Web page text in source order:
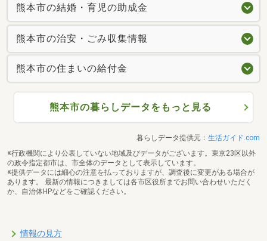
熊本市の結婚・育児の助成金
熊本市の治安・ごみ収集情報
熊本市の住まいの給付金
熊本市の暮らしデータをもっと見る
暮らしデータ提供元： 生活ガイド.com
※行政機関により公表していない地域及びデータがございます。東京23区以外
の政令指定都市は、市全体のデータとして表示しています。
※提供データには細心の注意を払っておりますが、調査後に変更がある場合が
あります。 最新の情報につきましては各市区役所までお問い合わせいただく
か、自治体HPなどをご確認ください。
情報の見方